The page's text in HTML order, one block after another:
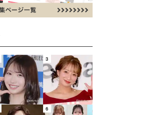
3
6